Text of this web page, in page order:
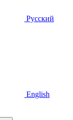
Русский
English